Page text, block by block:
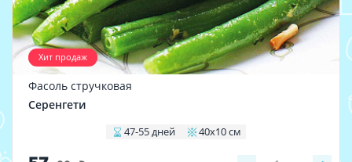
Хит продаж
Фасоль стручковая
Серенгети
47-55 дней 40х10 см